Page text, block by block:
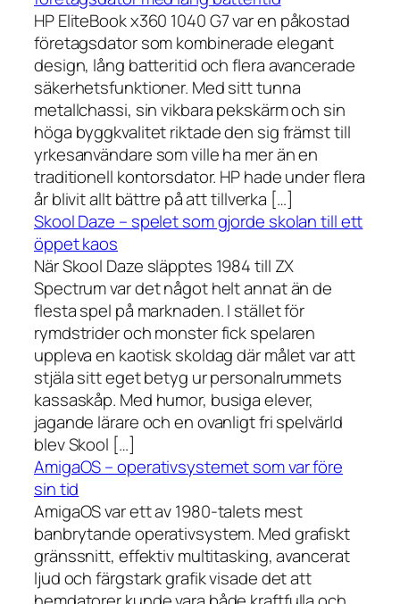
HP EliteBook x360 1040 G7 var en påkostad
företagsdator som kombinerade elegant
design, lång batteritid och flera avancerade
säkerhetsfunktioner. Med sitt tunna
metallchassi, sin vikbara pekskärm och sin
höga byggkvalitet riktade den sig främst till
yrkesanvändare som ville ha mer än en
traditionell kontorsdator. HP hade under flera
år blivit allt bättre på att tillverka […]
Skool Daze – spelet som gjorde skolan till ett
öppet kaos
När Skool Daze släpptes 1984 till ZX
Spectrum var det något helt annat än de
flesta spel på marknaden. I stället för
rymdstrider och monster fick spelaren
uppleva en kaotisk skoldag där målet var att
stjäla sitt eget betyg ur personalrummets
kassaskåp. Med humor, busiga elever,
jagande lärare och en ovanligt fri spelvärld
blev Skool […]
AmigaOS – operativsystemet som var före
sin tid
AmigaOS var ett av 1980-talets mest
banbrytande operativsystem. Med grafiskt
gränssnitt, effektiv multitasking, avancerat
ljud och färgstark grafik visade det att